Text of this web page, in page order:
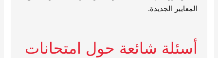
المعايير الجديدة.
أسئلة شائعة حول امتحانات